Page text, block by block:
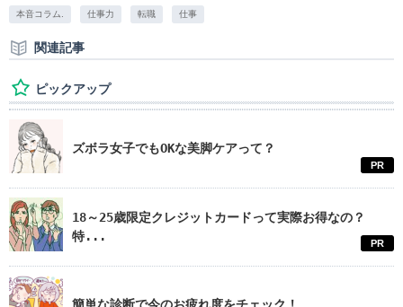
本音コラム. 仕事力 転職 仕事
関連記事
ピックアップ
ズボラ女子でもOKな美脚ケアって？
PR
18～25歳限定クレジットカードって実際お得なの？
特...
PR